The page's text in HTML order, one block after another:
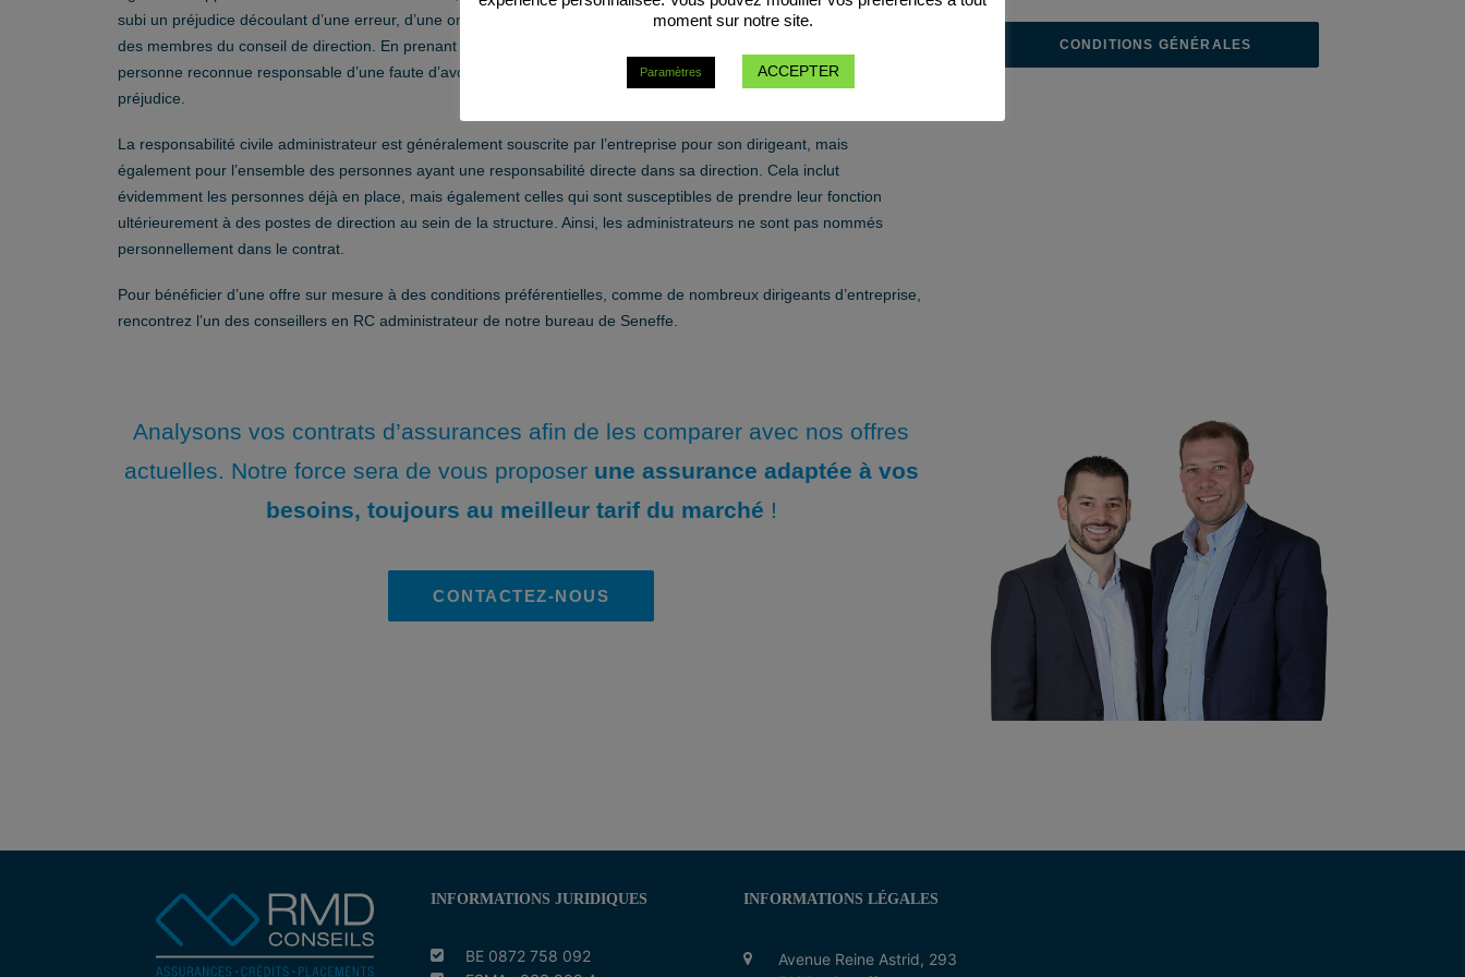
subi un préjudice découlant d’une erreur, d’une omission ou d’un oubli de la part du dirigeant d’entreprise ou de l’un
des membres du conseil de direction. En prenant directement en charge l’indemnisation, cette assurance évite à la
personne reconnue responsable d’une faute d’avoir à ponctionner dans son patrimoine privé pour réparer le
préjudice.
La responsabilité civile administrateur est généralement souscrite par l’entreprise pour son dirigeant, mais
également pour l’ensemble des personnes ayant une responsabilité directe dans sa direction. Cela inclut
évidemment les personnes déjà en place, mais également celles qui sont susceptibles de prendre leur fonction
ultérieurement à des postes de direction au sein de la structure. Ainsi, les administrateurs ne sont pas nommés
personnellement dans le contrat.
Pour bénéficier d’une offre sur mesure à des conditions préférentielles, comme de nombreux dirigeants d’entreprise,
rencontrez l’un des conseillers en RC administrateur de notre bureau de Seneffe.
CONDITIONS GÉNÉRALES
Analysons vos contrats d’assurances afin de les comparer avec nos offres
actuelles. Notre force sera de vous proposer une assurance adaptée à vos
besoins, toujours au meilleur tarif du marché !
CONTACTEZ-NOUS
INFORMATIONS JURIDIQUES
BE 0872 758 092
INFORMATIONS LÉGALES
Avenue Reine Astrid, 293
moment sur notre site.
Paramètres ACCEPTER